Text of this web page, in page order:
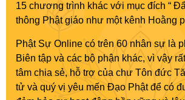
15 chương trình khác với mục đích “
thông Phật giáo như một kênh Hoằng
Phật Sự Online có trên 60 nhân sự là
Biên tập và các bộ phận khác, vì vậy
tâm chia sẻ, hỗ trợ của chư Tôn đức
tử và quý vị yêu mến Đạo Phật để có